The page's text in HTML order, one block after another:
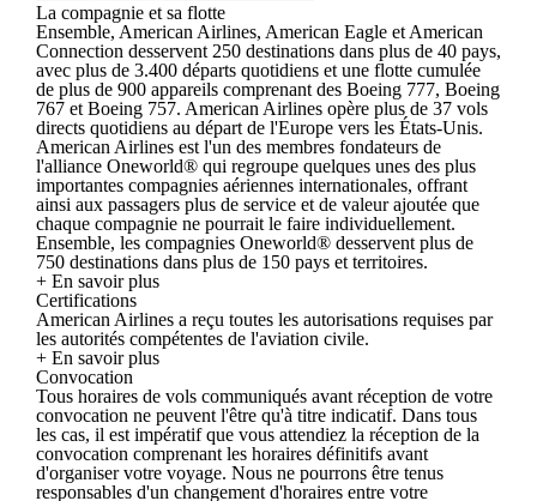
La compagnie et sa flotte
Ensemble, American Airlines, American Eagle et American
Connection desservent 250 destinations dans plus de 40 pays,
avec plus de 3.400 départs quotidiens et une flotte cumulée
de plus de 900 appareils comprenant des Boeing 777, Boeing
767 et Boeing 757. American Airlines opère plus de 37 vols
directs quotidiens au départ de l'Europe vers les États-Unis.
American Airlines est l'un des membres fondateurs de
l'alliance Oneworld® qui regroupe quelques unes des plus
importantes compagnies aériennes internationales, offrant
ainsi aux passagers plus de service et de valeur ajoutée que
chaque compagnie ne pourrait le faire individuellement.
Ensemble, les compagnies Oneworld® desservent plus de
750 destinations dans plus de 150 pays et territoires.
+ En savoir plus
Certifications
American Airlines a reçu toutes les autorisations requises par
les autorités compétentes de l'aviation civile.
+ En savoir plus
Convocation
Tous horaires de vols communiqués avant réception de votre
convocation ne peuvent l'être qu'à titre indicatif. Dans tous
les cas, il est impératif que vous attendiez la réception de la
convocation comprenant les horaires définitifs avant
d'organiser votre voyage. Nous ne pourrons être tenus
responsables d'un changement d'horaires entre votre